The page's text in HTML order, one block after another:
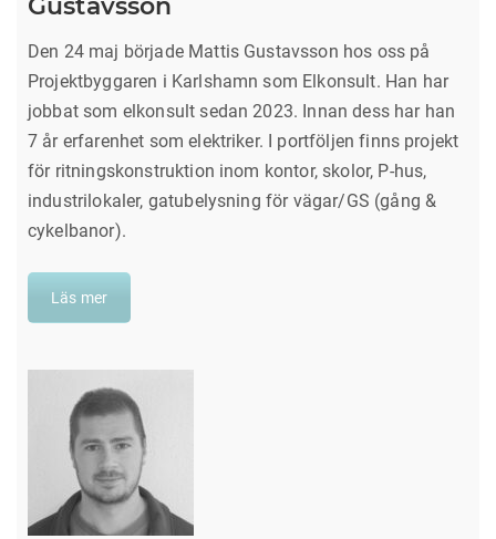
Gustavsson
Den 24 maj började Mattis Gustavsson hos oss på
Projektbyggaren i Karlshamn som Elkonsult. Han har
jobbat som elkonsult sedan 2023. Innan dess har han
7 år erfarenhet som elektriker. I portföljen finns projekt
för ritningskonstruktion inom kontor, skolor, P-hus,
industrilokaler, gatubelysning för vägar/GS (gång &
cykelbanor).
Läs mer